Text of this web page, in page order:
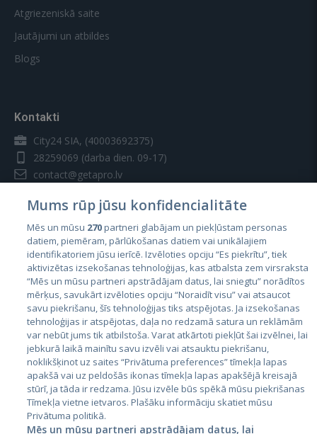
Atgriezeniskā saite
Jautājumi un atbildes
Blogs
Kontakti
City24 SIA, (40003692375)
28259069 (darba dien. 09-17)
contact@getapro.lv
Valstis
Igaunija
Latvija
Lietuva
Mums rūp jūsu konfidencialitāte
Mēs un mūsu 270partneri glabājam un piekļūstam personas
datiem, piemēram, pārlūkošanas datiem vai unikālajiem
identifikatoriem jūsu ierīcē. Izvēloties opciju “Es piekrītu”, tiek
aktivizētas izsekošanas tehnoloģijas, kas atbalsta zem virsraksta
“Mēs un mūsu partneri apstrādājam datus, lai sniegtu” norādītos
mērķus, savukārt izvēloties opciju “Noraidīt visu” vai atsaucot
savu piekrišanu, šīs tehnoloģijas tiks atspējotas. Ja izsekošanas
tehnoloģijas ir atspējotas, daļa no redzamā satura un reklāmām
var nebūt jums tik atbilstoša. Varat atkārtoti piekļūt šai izvēlnei, lai
jebkurā laikā mainītu savu izvēli vai atsauktu piekrišanu,
noklikšķinot uz saites “Privātuma preferences” tīmekļa lapas
apakšā vai uz peldošās ikonas tīmekļa lapas apakšējā kreisajā
stūrī, ja tāda ir redzama. Jūsu izvēle būs spēkā mūsu piekrišanas
Tīmekļa vietne ietvaros. Plašāku informāciju skatiet mūsu
Privātuma politikā.
Mēs un mūsu partneri apstrādājam datus, lai